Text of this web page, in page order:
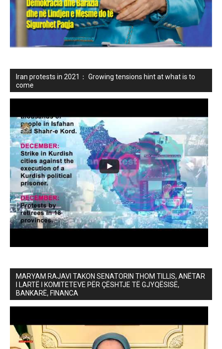
Iran protests in 2021： Growing tensions hint at what is to
come
MARYAM RAJAVI TAKON SENATORIN THOM TILLIS, ANËTAR
I LARTË I KOMITETEVE PËR ÇËSHTJE TË GJYQËSISË,
BANKARË, FINANCA